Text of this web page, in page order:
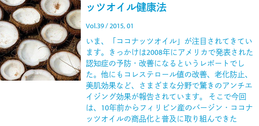
ッツオイル健康法
Vol.39 / 2015, 01
いま、「ココナッツオイル」が注目されてきてい
ます。きっかけは2008年にアメリカで発表された
認知症の予防・改善になるというレポートでし
た。他にもコレステロール値の改善、老化防止、
美肌効果など、さまざまな分野で驚きのアンチエ
イジング効果が報告されています。 そこで今回
は、10年前からフィリピン産のバージン・ココナ
ッツオイルの商品化と普及に取り組んできた